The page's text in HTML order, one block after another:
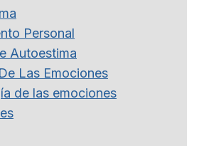
Personal
Autoestima
Las Emociones
de las emociones